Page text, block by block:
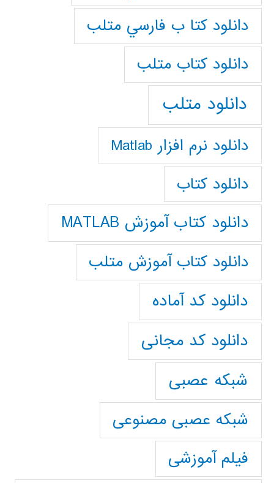
دانلود كتا ب فارسي متلب
دانلود كتاب متلب
دانلود متلب
دانلود نرم افزار Matlab
دانلود کتاب
دانلود کتاب آموزش MATLAB
دانلود کتاب آموزش متلب
دانلود کد آماده
دانلود کد مجانی
شبکه عصبی
شبکه عصبی مصنوعی
فیلم آموزشی